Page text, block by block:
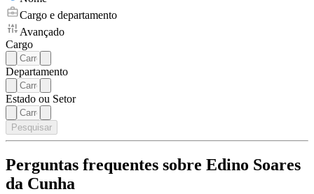
Cargo e departamento
Avançado
Cargo
Departamento
Estado ou Setor
Pesquisar
Perguntas frequentes sobre Edino Soares
da Cunha